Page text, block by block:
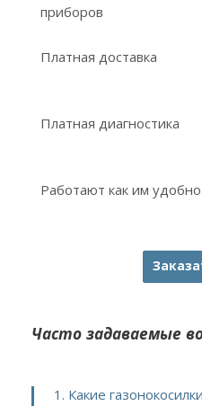
приборов
Платная доставка
Платная диагностика
Работают как им удобно
Часто задаваемые
1. Какие